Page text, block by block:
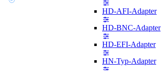
HD-AFI-Adapter
HD-BNC-Adapter
HD-EFI-Adapter
HN-Typ-Adapter